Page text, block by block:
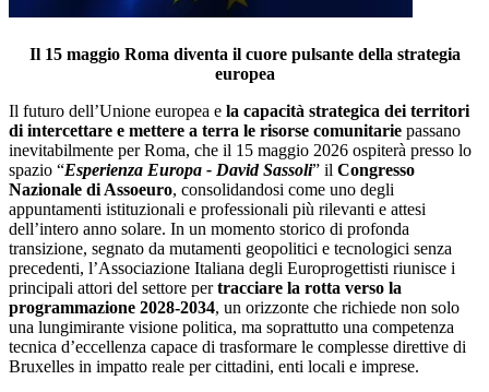
Il 15 maggio Roma diventa il cuore pulsante della strategia
europea
Il futuro dell’Unione europea e la capacità strategica dei territori
di intercettare e mettere a terra le risorse comunitarie passano
inevitabilmente per Roma, che il 15 maggio 2026 ospiterà presso lo
spazio “Esperienza Europa - David Sassoli” il Congresso
Nazionale di Assoeuro, consolidandosi come uno degli
appuntamenti istituzionali e professionali più rilevanti e attesi
dell’intero anno solare. In un momento storico di profonda
transizione, segnato da mutamenti geopolitici e tecnologici senza
precedenti, l’Associazione Italiana degli Europrogettisti riunisce i
principali attori del settore pertracciare la rotta verso la
programmazione 2028-2034, un orizzonte che richiede non solo
una lungimirante visione politica, ma soprattutto una competenza
tecnica d’eccellenza capace di trasformare le complesse direttive di
Bruxelles in impatto reale per cittadini, enti locali e imprese.